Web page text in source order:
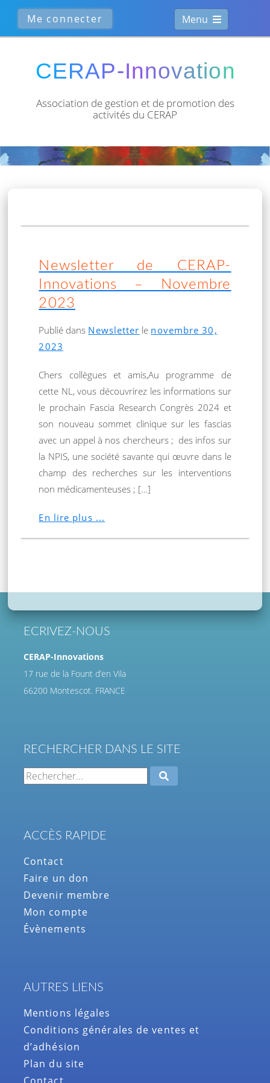
Menu
Association de gestion et de promotion des
activités du CERAP
Newsletter de CERAP-
Innovations – Novembre
2023
Publié dans Newsletter le novembre 30,
2023
Chers collègues et amis,Au programme de
cette NL, vous découvrirez les informations sur
le prochain Fascia Research Congrès 2024 et
son nouveau sommet clinique sur les fascias
avec un appel à nos chercheurs ; des infos sur
la NPIS, une société savante qui œuvre dans le
champ des recherches sur les interventions
non médicamenteuses ; […]
En lire plus ...
ECRIVEZ-NOUS
CERAP-Innovations
17 rue de la Fount d’en Vila
66200 Montescot. FRANCE
RECHERCHER DANS LE SITE
ACCÈS RAPIDE
Contact
Faire un don
Devenir membre
Mon compte
Évènements
AUTRES LIENS
Mentions légales
Conditions générales de ventes et
d’adhésion
Plan du site